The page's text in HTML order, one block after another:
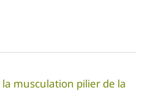
musculation pilier de la